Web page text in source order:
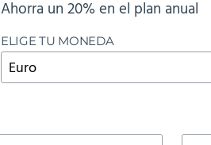
Ahorra un 20% en el plan anual
ELIGE TU MONEDA